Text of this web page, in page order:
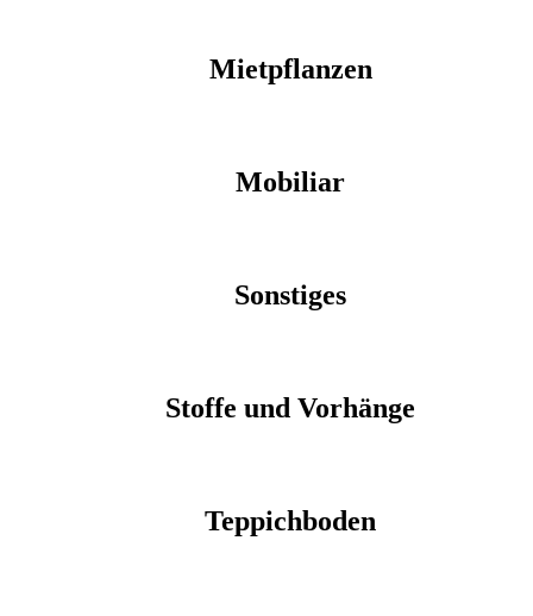
Mietpflanzen
Mobiliar
Sonstiges
Stoffe und Vorhänge
Teppichboden